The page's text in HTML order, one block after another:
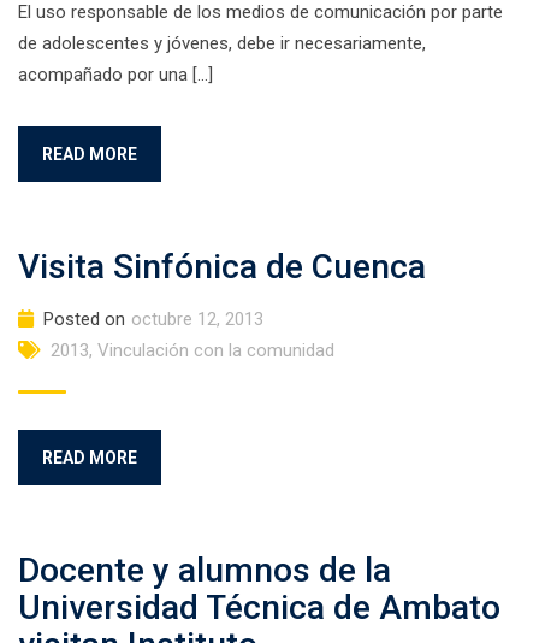
El uso responsable de los medios de comunicación por parte
de adolescentes y jóvenes, debe ir necesariamente,
acompañado por una […]
READ MORE
Visita Sinfónica de Cuenca
Posted on octubre 12, 2013
2013, Vinculación con la comunidad
READ MORE
Docente y alumnos de la
Universidad Técnica de Ambato